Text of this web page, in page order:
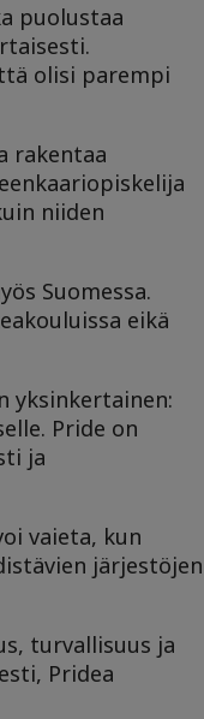
puolustaa
olisi parempi
rakentaa
niiden
Suomessa.
eikä
yksinkertainen:
Pride on
ja
vaieta, kun
järjestöjen
turvallisuus ja
Pridea